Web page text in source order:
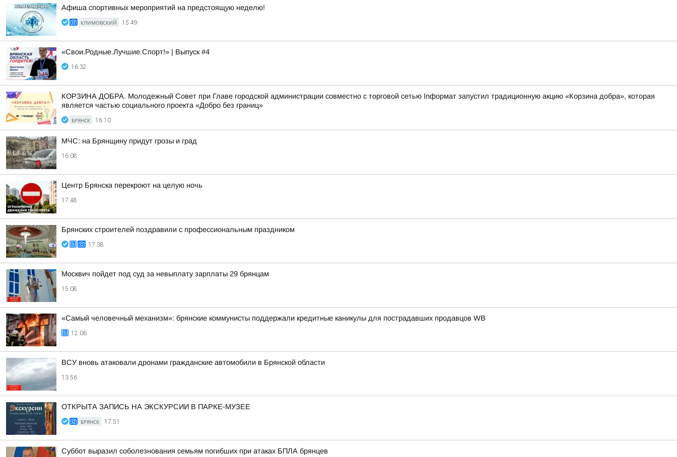
Афиша спортивных мероприятий на предстоящую неделю!
КЛИМОВСКИЙ 15:49
«Свои.Родные.Лучшие.Спорт!» | Выпуск #4
16:32
КОРЗИНА ДОБРА. Молодежный Совет при Главе городской администрации совместно с торговой сетью Inформат запустил традиционную акцию «Корзина добра», которая
является частью социального проекта «Добро без границ»
БРЯНСК 16:10
МЧС: на Брянщину придут грозы и град
16:08
Центр Брянска перекроют на целую ночь
17:48
Брянских строителей поздравили с профессиональным праздником
17:38
Москвич пойдет под суд за невыплату зарплаты 29 брянцам
15:08
«Самый человечный механизм»: брянские коммунисты поддержали кредитные каникулы для пострадавших продавцов WB
12:06
ВСУ вновь атаковали дронами гражданские автомобили в Брянской области
13:56
ОТКРЫТА ЗАПИСЬ НА ЭКСКУРСИИ В ПАРКЕ-МУЗЕЕ
БРЯНСК 17:51
Суббот выразил соболезнования семьям погибших при атаках БПЛА брянцев